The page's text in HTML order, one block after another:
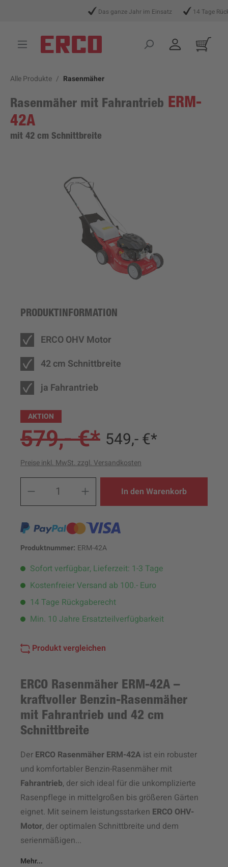
Das ganze Jahr im Einsatz 14 Tage
Alle Produkte Rasenmäher
Rasenmäher mit Fahrantrieb ERM-
42A
mit 42 cm Schnittbreite
Bildergalerie überspringen
PRODUKTINFORMATION
ERCO OHV Motor
42 cm Schnittbreite
ja Fahrantrieb
AKTION
579,- €* 549,- €*
Preise inkl. MwSt. zzgl. Versandkosten
Produkt Anzahl: Gib den
In den Warenkorb
Produktnummer: ERM-42A
Sofort verfügbar, Lieferzeit: 1-3 Tage
Kostenfreier Versand ab 100.- Euro
14 Tage Rückgaberecht
Min. 10 Jahre Ersatzteilverfügbarkeit
Produkt vergleichen
ERCO Rasenmäher ERM-42A –
kraftvoller Benzin-Rasenmäher
mit Fahrantrieb und 42 cm
Schnittbreite
Der ERCO Rasenmäher ERM-42A ist ein robuster
und komfortabler Benzin-Rasenmäher mit
Fahrantrieb, der sich ideal für die unkomplizierte
Rasenpflege in mittelgroßen bis größeren Gärten
eignet. Mit seinem leistungsstarken ERCO OHV-
Motor, der optimalen Schnittbreite und dem
serienmäßigen...
Mehr...